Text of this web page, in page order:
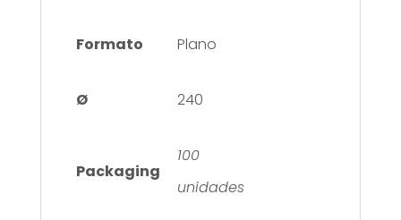
Formato Plano
Ø 240
Packaging
100
unidades